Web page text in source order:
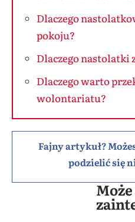
Dlaczego
pokoju?
Dlaczego nastolatki
Dlaczego warto
wolontariatu?
Fajny artykuł?
podzielić się